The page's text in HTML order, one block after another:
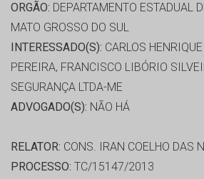
ORGÃO: DEPARTAMENTO ESTADUAL
MATO GROSSO DO SUL
INTERESSADO(S): CARLOS
PEREIRA, FRANCISCO LIBÓRIO
SEGURANÇA LTDA-ME
ADVOGADO(S): NÃO HÁ
RELATOR: CONS. IRAN COELHO DAS
PROCESSO: TC/15147/2013